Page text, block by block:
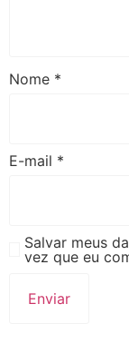
Nome *
E-mail *
Salvar meus
vez que eu